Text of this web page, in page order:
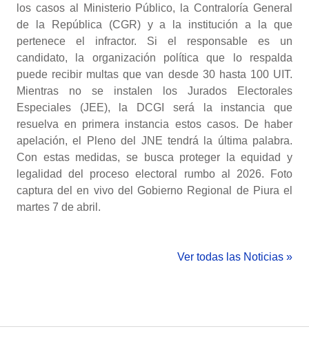
los casos al Ministerio Público, la Contraloría General
de la República (CGR) y a la institución a la que
pertenece el infractor. Si el responsable es un
candidato, la organización política que lo respalda
puede recibir multas que van desde 30 hasta 100 UIT.
Mientras no se instalen los Jurados Electorales
Especiales (JEE), la DCGI será la instancia que
resuelva en primera instancia estos casos. De haber
apelación, el Pleno del JNE tendrá la última palabra.
Con estas medidas, se busca proteger la equidad y
legalidad del proceso electoral rumbo al 2026. Foto
captura del en vivo del Gobierno Regional de Piura el
martes 7 de abril.
Ver todas las Noticias »